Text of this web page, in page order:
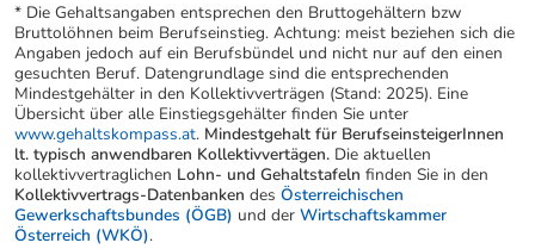
* Die Gehaltsangaben entsprechen den Bruttogehältern bzw
Bruttolöhnen beim Berufseinstieg. Achtung: meist beziehen sich die
Angaben jedoch auf ein Berufsbündel und nicht nur auf den einen
gesuchten Beruf. Datengrundlage sind die entsprechenden
Mindestgehälter in den Kollektivverträgen (Stand: 2025). Eine
Übersicht über alle Einstiegsgehälter finden Sie unter
www.gehaltskompass.at. Mindestgehalt für BerufseinsteigerInnen
lt. typisch anwendbaren Kollektivvertägen. Die aktuellen
kollektivvertraglichen Lohn- und Gehaltstafeln finden Sie in den
Kollektivvertrags-Datenbanken des Österreichischen
Gewerkschaftsbundes (ÖGB) und der Wirtschaftskammer
Österreich (WKÖ).